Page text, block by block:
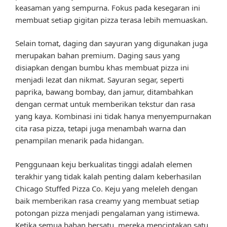
keasaman yang sempurna. Fokus pada kesegaran ini
membuat setiap gigitan pizza terasa lebih memuaskan.
Selain tomat, daging dan sayuran yang digunakan juga
merupakan bahan premium. Daging saus yang
disiapkan dengan bumbu khas membuat pizza ini
menjadi lezat dan nikmat. Sayuran segar, seperti
paprika, bawang bombay, dan jamur, ditambahkan
dengan cermat untuk memberikan tekstur dan rasa
yang kaya. Kombinasi ini tidak hanya menyempurnakan
cita rasa pizza, tetapi juga menambah warna dan
penampilan menarik pada hidangan.
Penggunaan keju berkualitas tinggi adalah elemen
terakhir yang tidak kalah penting dalam keberhasilan
Chicago Stuffed Pizza Co. Keju yang meleleh dengan
baik memberikan rasa creamy yang membuat setiap
potongan pizza menjadi pengalaman yang istimewa.
Ketika semua bahan bersatu, mereka menciptakan satu